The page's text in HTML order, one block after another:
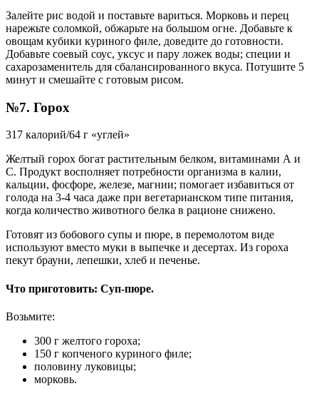
Залейте рис водой и поставьте вариться. Морковь и перец
нарежьте соломкой, обжарьте на большом огне. Добавьте к
овощам кубики куриного филе, доведите до готовности.
Добавьте соевый соус, уксус и пару ложек воды; специи и
сахарозаменитель для сбалансированного вкуса. Потушите 5
минут и смешайте с готовым рисом.
№7. Горох
317 калорий/64 г «углей»
Желтый горох богат растительным белком, витаминами А и
С. Продукт восполняет потребности организма в калии,
кальции, фосфоре, железе, магнии; помогает избавиться от
голода на 3-4 часа даже при вегетарианском типе питания,
когда количество животного белка в рационе снижено.
Готовят из бобового супы и пюре, в перемолотом виде
используют вместо муки в выпечке и десертах. Из гороха
пекут брауни, лепешки, хлеб и печенье.
Что приготовить: Суп-пюре.
Возьмите:
300 г желтого гороха;
150 г копченого куриного филе;
половину луковицы;
морковь.